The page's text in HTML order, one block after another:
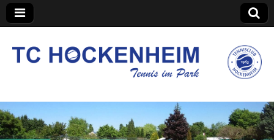
TC Hockenheim